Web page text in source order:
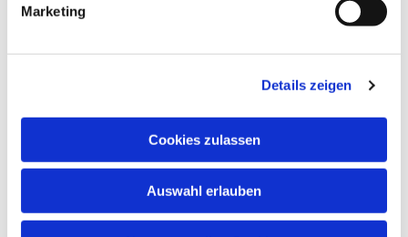
Marketing
Details zeigen
Cookies zulassen
Auswahl erlauben
Dies könnte Sie auch
interessieren